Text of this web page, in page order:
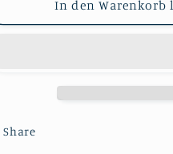
Übergröße
schwarz
für
Übergröße
In den Warenkorb
Share